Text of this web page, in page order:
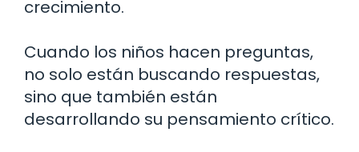
crecimiento.
Cuando los niños hacen preguntas,
no solo están buscando respuestas,
sino que también están
desarrollando su pensamiento crítico.